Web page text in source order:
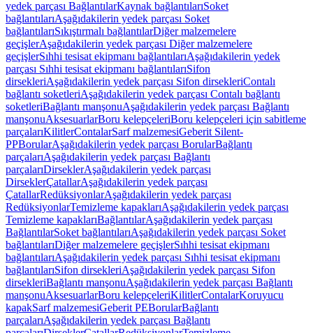
yedek parçası BağlantılarKaynak bağlantılarıSoket
bağlantılarıAşağıdakilerin yedek parçası Soket
bağlantılarıSıkıştırmalı bağlantılarDiğer malzemelere
geçişlerAşağıdakilerin yedek parçası Diğer malzemelere
geçişlerSıhhi tesisat ekipmanı bağlantılarıAşağıdakilerin yedek
parçası Sıhhi tesisat ekipmanı bağlantılarıSifon
dirsekleriAşağıdakilerin yedek parçası Sifon dirsekleriContalı
bağlantı soketleriAşağıdakilerin yedek parçası Contalı bağlantı
soketleriBağlantı manşonuAşağıdakilerin yedek parçası Bağlantı
manşonuAksesuarlarBoru kelepçeleriBoru kelepçeleri için sabitleme
parçalarıKilitlerContalarSarf malzemesiGeberit Silent-
PPBorularAşağıdakilerin yedek parçası BorularBağlantı
parçalarıAşağıdakilerin yedek parçası Bağlantı
parçalarıDirseklerAşağıdakilerin yedek parçası
DirseklerÇatallarAşağıdakilerin yedek parçası
ÇatallarRedüksiyonlarAşağıdakilerin yedek parçası
RedüksiyonlarTemizleme kapaklarıAşağıdakilerin yedek parçası
Temizleme kapaklarıBağlantılarAşağıdakilerin yedek parçası
BağlantılarSoket bağlantılarıAşağıdakilerin yedek parçası Soket
bağlantılarıDiğer malzemelere geçişlerSıhhi tesisat ekipmanı
bağlantılarıAşağıdakilerin yedek parçası Sıhhi tesisat ekipmanı
bağlantılarıSifon dirsekleriAşağıdakilerin yedek parçası Sifon
dirsekleriBağlantı manşonuAşağıdakilerin yedek parçası Bağlantı
manşonuAksesuarlarBoru kelepçeleriKilitlerContalarKoruyucu
kapakSarf malzemesiGeberit PEBorularBağlantı
parçalarıAşağıdakilerin yedek parçası Bağlantı